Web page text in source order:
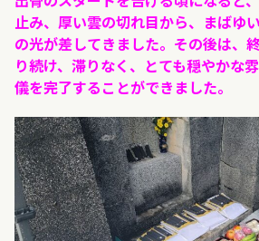
止み、厚い雲の切れ目から、まばゆ
の光が差してきました。 その後は、
り続け、滞りなく、とても穏やかな
儀を完了することができました。